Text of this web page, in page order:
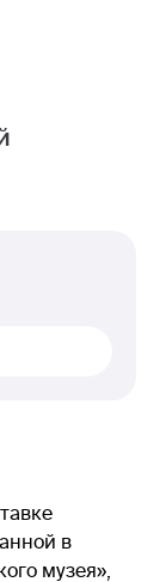
в
музея»,